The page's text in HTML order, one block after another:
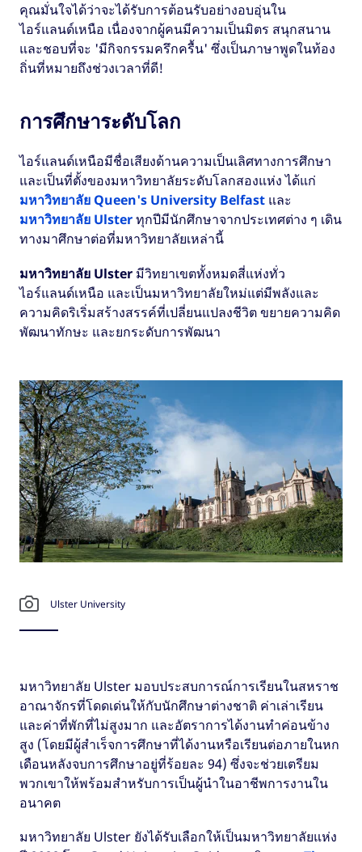
คุณมั่นใจได้ว่าจะได้รับการต้อนรับอย่างอบอุ่นใน
ไอร์แลนด์เหนือ เนื่องจากผู้คนมีความเป็นมิตร สนุกสนาน
และชอบที่จะ 'มีกิจกรรมครึกครื้น' ซึ่งเป็นภาษาพูดในท้อง
ถิ่นที่หมายถึงช่วงเวลาที่ดี!
การศึกษาระดับโลก
ไอร์แลนด์เหนือมีชื่อเสียงด้านความเป็นเลิศทางการศึกษา
และเป็นที่ตั้งของมหาวิทยาลัยระดับโลกสองแห่ง ได้แก่
มหาวิทยาลัย Queen's University Belfast และ
มหาวิทยาลัย Ulsterทุกปีมีนักศึกษาจากประเทศต่าง ๆ เดิน
ทางมาศึกษาต่อที่มหาวิทยาลัยเหล่านี้
มหาวิทยาลัย Ulster มีวิทยาเขตทั้งหมดสี่แห่งทั่ว
ไอร์แลนด์เหนือ และเป็นมหาวิทยาลัยใหม่แต่มีพลังและ
ความคิดริเริ่มสร้างสรรค์ที่เปลี่ยนแปลงชีวิต ขยายความคิด
พัฒนาทักษะ และยกระดับการพัฒนา
Ulster University
มหาวิทยาลัย Ulster มอบประสบการณ์การเรียนในสหราช
อาณาจักรที่โดดเด่นให้กับนักศึกษาต่างชาติ ค่าเล่าเรียน
และค่าที่พักที่ไม่สูงมาก และอัตราการได้งานทำค่อนข้าง
สูง (โดยมีผู้สำเร็จการศึกษาที่ได้งานหรือเรียนต่อภายในหก
เดือนหลังจบการศึกษาอยู่ที่ร้อยละ 94) ซึ่งจะช่วยเตรียม
พวกเขาให้พร้อมสำหรับการเป็นผู้นำในอาชีพการงานใน
อนาคต
มหาวิทยาลัย Ulster ยังได้รับเลือกให้เป็นมหาวิทยาลัยแห่ง